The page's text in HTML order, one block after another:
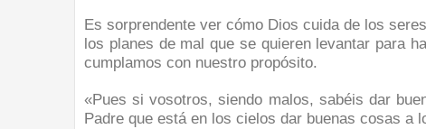
Es sorprendente ver cómo Dios cuida de los
los planes de mal que se quieren levantar para
cumplamos con nuestro propósito.
«Pues si vosotros, siendo malos, sabéis dar
Padre que está en los cielos dar buenas cosas a